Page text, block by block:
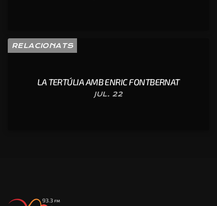
RELACIONATS
LA TERTÚLIA AMB ENRIC FONTBERNAT
JUL. 22